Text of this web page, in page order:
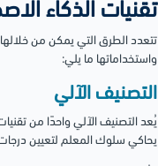
تقنيات الذكاء
تتعدد الطرق التي يمكن من خلالها
واستخداماتها ما يلي:
التصنيف الآلي
يُعد التصنيف الآلي واحدًا من
يحاكي سلوك المعلم لتعيين درجات